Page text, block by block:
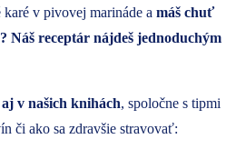
v pivovej marináde a máš chuť
Náš receptár nájdeš jednoduchým
aj v našich knihách, spoločne s tipmi
či ako sa zdravšie stravovať: